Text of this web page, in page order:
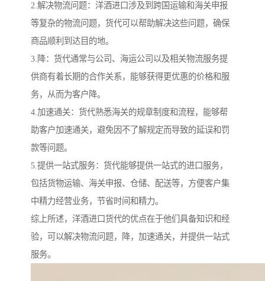
2.解决物流问题：洋酒进口涉及到跨国运输和海关申报
等复杂的物流问题，货代可以帮助解决这些问题，确保
商品顺利到达目的地。
3.降：货代通常与公司、海运公司以及相关物流服务提
供商有着长期的合作关系，能够获得更优惠的价格和服
务，从而为客户降。
4.加速通关：货代熟悉海关的规章制度和流程，能够帮
助客户加速通关，避免因不了解规定而导致的延误和罚
款等问题。
5.提供一站式服务：货代能够提供一站式的进口服务，
包括货物运输、海关申报、仓储、配送等，方便客户集
中精力经营业务，节省时间和精力。
综上所述，洋酒进口货代的优点在于他们具备知识和经
验，可以解决物流问题，降，加速通关，并提供一站式
服务。